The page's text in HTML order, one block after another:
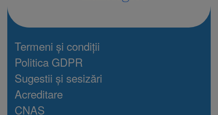
Termeni și condiții
Politica GDPR
Sugestii și sesizări
Acreditare
CNAS